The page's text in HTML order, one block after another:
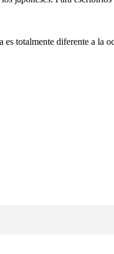
totalmente diferente a